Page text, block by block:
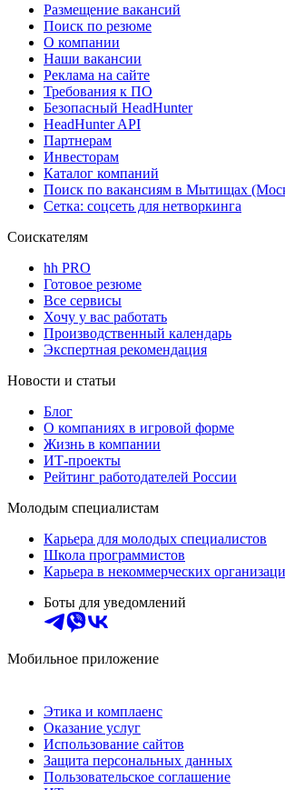
Размещение вакансий
Поиск по резюме
О компании
Наши вакансии
Реклама на сайте
Требования к ПО
Безопасный HeadHunter
HeadHunter API
Партнерам
Инвесторам
Каталог компаний
Поиск по вакансиям в Мытищах
Сетка: соцсеть для нетворкинга
Соискателям
hh PRO
Готовое резюме
Все сервисы
Хочу у вас работать
Производственный календарь
Экспертная рекомендация
Новости и статьи
Блог
О компаниях в игровой форме
Жизнь в компании
ИТ-проекты
Рейтинг работодателей России
Молодым специалистам
Карьера для молодых специалистов
Школа программистов
Карьера в некоммерческих
Боты для уведомлений
Мобильное приложение
Этика и комплаенс
Оказание услуг
Использование сайтов
Защита персональных данных
Пользовательское соглашение